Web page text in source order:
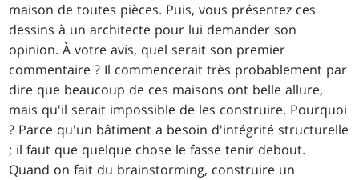
maison de toutes pièces. Puis, vous présentez ces
dessins à un architecte pour lui demander son
opinion. À votre avis, quel serait son premier
commentaire ? Il commencerait très probablement par
dire que beaucoup de ces maisons ont belle allure,
mais qu'il serait impossible de les construire. Pourquoi
? Parce qu'un bâtiment a besoin d'intégrité structurelle
; il faut que quelque chose le fasse tenir debout.
Quand on fait du brainstorming, construire un